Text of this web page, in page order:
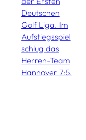
Deutschen
Golf Liga. Im
Aufstiegsspiel
schlug das
Herren-Team
Hannover 7:5.